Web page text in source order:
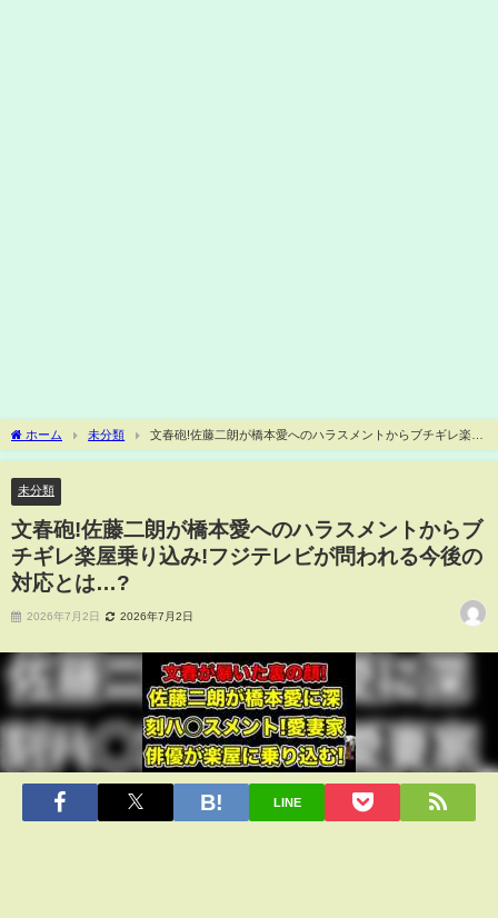
ホーム 未分類
文春砲!佐藤二朗が橋本愛へのハラスメントからブチギレ楽屋
乗り込み!フジテレビが問われる今後の対応とは…?
未分類
文春砲!佐藤二朗が橋本愛へのハラスメントからブ
チギレ楽屋乗り込み!フジテレビが問われる今後の
対応とは…?
2026年7月2日 2026年7月2日
LINE